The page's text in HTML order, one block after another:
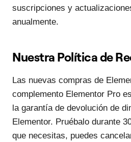
suscripciones y
anualmente.
Nuestra Política de
Las nuevas compras de
complemento Elementor Pro
la garantía de devolución de
Elementor. Pruébalo durante
que necesitas, puedes